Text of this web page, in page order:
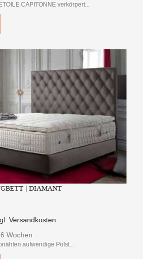
CAPITONNE verkörpert...
| DIAMANT
Versandkosten
Wochen
aufwendige Polst...